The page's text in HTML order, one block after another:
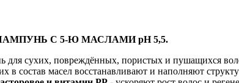
С 5-Ю МАСЛАМИ pH 5,5.
сухих, повреждённых, пористых и пушащихся
состав масел восстанавливают и наполняют